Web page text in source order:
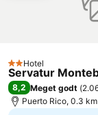
Lago Taurito Oasis
Pasito Blanco
Roque Nublo
2 Stjerner
Hotel
Servatur
8,2 Meget godt (
Puerto Rico, 0.3